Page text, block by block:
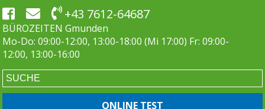
+43 7612-64687
BÜROZEITEN Gmunden
Mo-Do: 09:00-12:00, 13:00-18:00 (Mi 17:00) Fr: 09:00-
12:00, 13:00-16:00
ONLINE TEST